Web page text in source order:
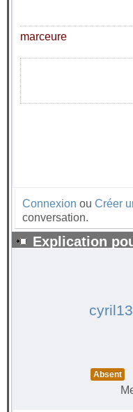
marceure
Connexion ou Créer
conversation.
Explication
Absent